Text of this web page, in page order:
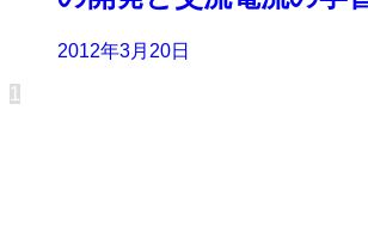
2012年3月20日
1